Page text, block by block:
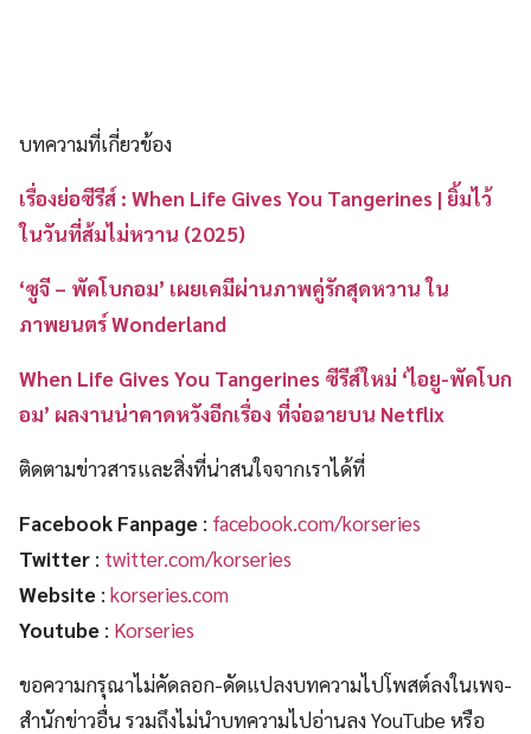
บทความที่เกี่ยวข้อง
เรื่องย่อซีรีส์ : When Life Gives You Tangerines | ยิ้มไว้
ในวันที่ส้มไม่หวาน (2025)
‘ซูจี – พัคโบกอม’ เผยเคมีผ่านภาพคู่รักสุดหวาน ใน
ภาพยนตร์ Wonderland
When Life Gives You Tangerines ซีรีส์ใหม่ ‘ไอยู-พัคโบก
อม’ ผลงานน่าคาดหวังอีกเรื่อง ที่จ่อฉายบน Netflix
ติดตามข่าวสารและสิ่งที่น่าสนใจจากเราได้ที่
Facebook Fanpage : facebook.com/korseries
Twitter : twitter.com/korseries
Website : korseries.com
Youtube : Korseries
ขอความกรุณาไม่คัดลอก-ดัดแปลงบทความไปโพสต์ลงในเพจ-
สำนักข่าวอื่น รวมถึงไม่นำบทความไปอ่านลง YouTube หรือ